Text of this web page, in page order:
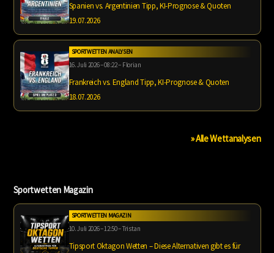
Spanien vs. Argentinien Tipp, KI-Prognose & Quoten
19.07.2026
SPORTWETTEN ANALYSEN
16. Juli 2026 – 08:22 – Florian
Frankreich vs. England Tipp, KI-Prognose & Quoten
18.07.2026
» Alle Wettanalysen
Sportwetten Magazin
SPORTWETTEN MAGAZIN
10. Juli 2026 – 12:50 – Tristan
Tipsport Oktagon Wetten – Diese Alternativen gibt es für